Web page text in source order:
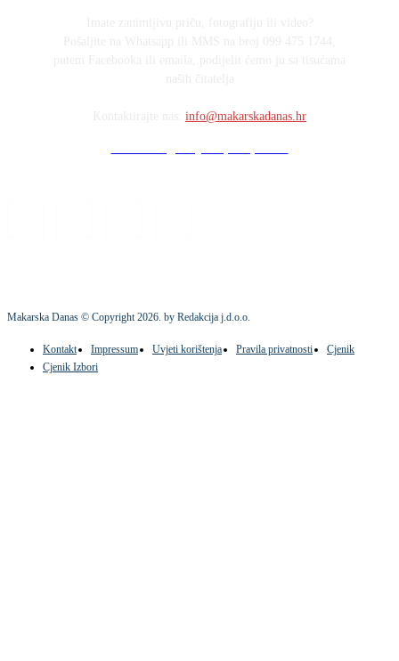
info@makarskadanas.hr
Makarska Danas © Copyright2026. by Redakcija j.d.o.o.
Kontakt Impressum Uvjeti korištenja Pravila privatnosti
Cjenik
Cjenik Izbori